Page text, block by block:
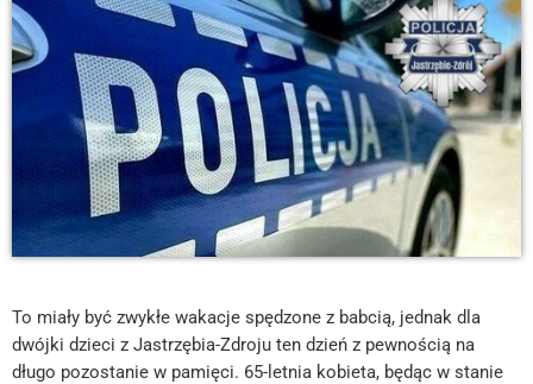
To miały być zwykłe wakacje spędzone z babcią, jednak dla
dwójki dzieci z Jastrzębia-Zdroju ten dzień z pewnością na
długo pozostanie w pamięci. 65-letnia kobieta, będąc w stanie